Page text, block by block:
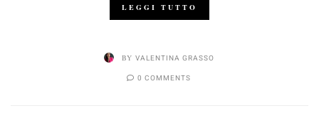
LEGGI TUTTO
BY VALENTINA GRASSO
0 COMMENTS